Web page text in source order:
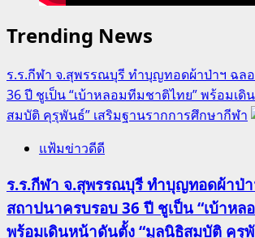
Trending News
ร.ร.กีฬา จ.สุพรรณบุรี ทำบุญทอดผ้าป่าฯ ฉล
36 ปี ชูเป็น “เบ้าหลอมทีมชาติไทย” พร้อมเ
สมบัติ คุรุพันธ์” เสริมฐานรากการศึกษากีฬา
แฟ้มข่าวดีดี
ร.ร.กีฬา จ.สุพรรณบุรี ทำบุญทอดผ้าป่
สถาปนาครบรอบ 36 ปี ชูเป็น “เบ้าหล
พร้อมเดินหน้าดันตั้ง “มูลนิธิสมบัติ คุรุพั